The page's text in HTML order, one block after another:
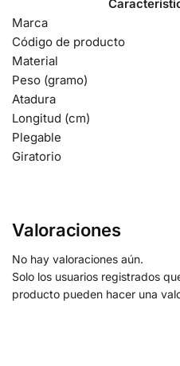
Marca
Código de producto
Material
Peso (gramo)
Atadura
Longitud (cm)
Plegable
Giratorio
Valoraciones
No hay valoraciones aún.
Solo los usuarios registrados
producto pueden hacer una